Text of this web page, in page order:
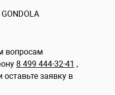
вопросам
8 499 444-32-41 ,
оставьте заявку в